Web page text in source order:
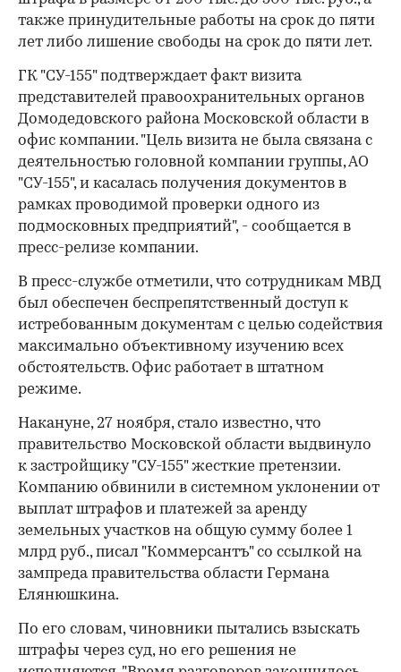
также принудительные работы на срок до пяти
лет либо лишение свободы на срок до пяти лет.
ГК "СУ-155" подтверждает факт визита
представителей правоохранительных органов
Домодедовского района Московской области в
офис компании. "Цель визита не была связана с
деятельностью головной компании группы, АО
"СУ-155", и касалась получения документов в
рамках проводимой проверки одного из
подмосковных предприятий", - сообщается в
пресс-релизе компании.
В пресс-службе отметили, что сотрудникам МВД
был обеспечен беспрепятственный доступ к
истребованным документам с целью содействия
максимально объективному изучению всех
обстоятельств. Офис работает в штатном
режиме.
Накануне, 27 ноября, стало известно, что
правительство Московской области выдвинуло
к застройщику "СУ-155" жесткие претензии.
Компанию обвинили в системном уклонении от
выплат штрафов и платежей за аренду
земельных участков на общую сумму более 1
млрд руб., писал "Коммерсантъ" со ссылкой на
зампреда правительства области Германа
Елянюшкина.
По его словам, чиновники пытались взыскать
штрафы через суд, но его решения не